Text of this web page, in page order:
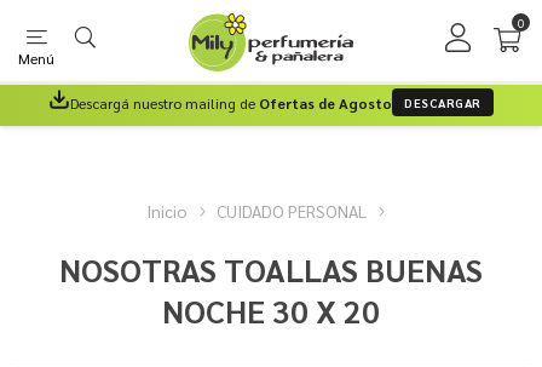
Menú
0
Descargá nuestro mailing de Ofertas de Agosto DESCARGAR
Inicio CUIDADO PERSONAL
NOSOTRAS TOALLAS BUENAS
NOCHE 30 X 20